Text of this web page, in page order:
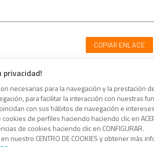
privacidad!
necesarias para la navegación y la prestación
para facilitar la interacción con nuestras
con sus hábitos de navegación e
de perfiles haciendo haciendo clic en
de cookies haciendo clic en CONFIGURAR.
CENTRO DE COOKIES y obtener más
COPIAR ENLACE
clic en el botón.